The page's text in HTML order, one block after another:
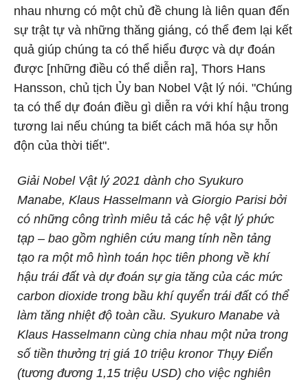
nhau nhưng có một chủ đề chung là liên quan đến
sự trật tự và những thăng giáng, có thể đem lại kết
quả giúp chúng ta có thể hiểu được và dự đoán
được [những điều có thể diễn ra], Thors Hans
Hansson, chủ tịch Ủy ban Nobel Vật lý nói. "Chúng
ta có thể dự đoán điều gì diễn ra với khí hậu trong
tương lai nếu chúng ta biết cách mã hóa sự hỗn
độn của thời tiết".
Giải Nobel Vật lý 2021 dành cho Syukuro
Manabe, Klaus Hasselmann và Giorgio Parisi bởi
có những công trình miêu tả các hệ vật lý phức
tạp – bao gồm nghiên cứu mang tính nền tảng
tạo ra một mô hình toán học tiên phong về khí
hậu trái đất và dự đoán sự gia tăng của các mức
carbon dioxide trong bầu khí quyển trái đất có thể
làm tăng nhiệt độ toàn cầu. Syukuro Manabe và
Klaus Hasselmann cùng chia nhau một nửa trong
số tiền thưởng trị giá 10 triệu kronor Thụy Điển
(tương đương 1,15 triệu USD) cho việc nghiên